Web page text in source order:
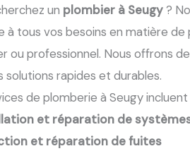
un plombier à Seugy?
à tous vos besoins en matière de
ou professionnel. Nous offrons
solutions rapides et durables.
de plomberie à Seugy incluent
et réparation de
et réparation de fuites